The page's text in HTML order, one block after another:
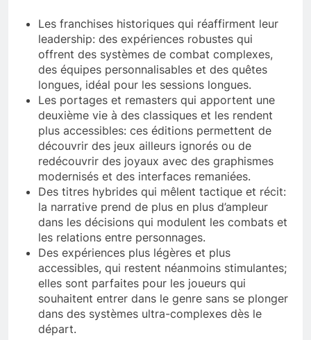
Les franchises historiques qui réaffirment leur
leadership: des expériences robustes qui
offrent des systèmes de combat complexes,
des équipes personnalisables et des quêtes
longues, idéal pour les sessions longues.
Les portages et remasters qui apportent une
deuxième vie à des classiques et les rendent
plus accessibles: ces éditions permettent de
découvrir des jeux ailleurs ignorés ou de
redécouvrir des joyaux avec des graphismes
modernisés et des interfaces remaniées.
Des titres hybrides qui mêlent tactique et récit:
la narrative prend de plus en plus d’ampleur
dans les décisions qui modulent les combats et
les relations entre personnages.
Des expériences plus légères et plus
accessibles, qui restent néanmoins stimulantes;
elles sont parfaites pour les joueurs qui
souhaitent entrer dans le genre sans se plonger
dans des systèmes ultra-complexes dès le
départ.